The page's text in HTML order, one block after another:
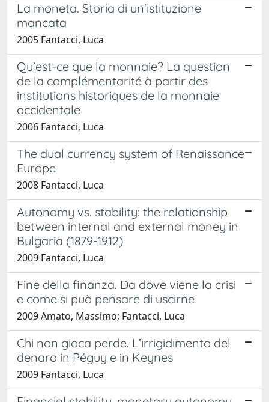
La moneta. Storia di un'istituzione
mancata
2005 Fantacci, Luca
Qu’est-ce que la monnaie? La question
de la complémentarité à partir des
institutions historiques de la monnaie
occidentale
2006 Fantacci, Luca
The dual currency system of Renaissance
Europe
2008 Fantacci, Luca
Autonomy vs. stability: the relationship
between internal and external money in
Bulgaria (1879-1912)
2009 Fantacci, Luca
Fine della finanza. Da dove viene la crisi
e come si può pensare di uscirne
2009 Amato, Massimo; Fantacci, Luca
Chi non gioca perde. L’irrigidimento del
denaro in Péguy e in Keynes
2009 Fantacci, Luca